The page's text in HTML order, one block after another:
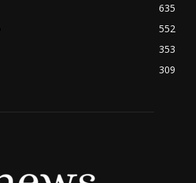
635
552
353
309